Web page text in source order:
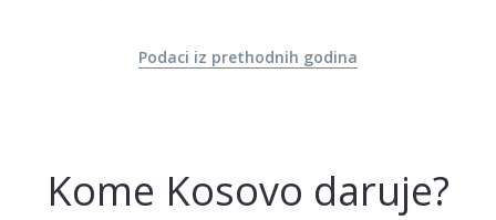
Podaci iz prethodnih godina
Kome Kosovo daruje?